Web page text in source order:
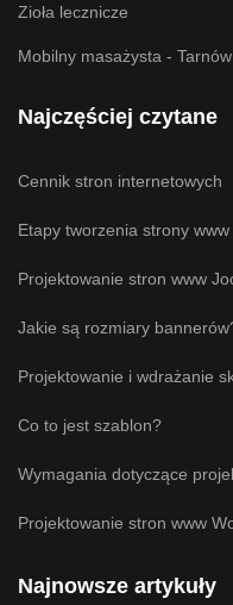
Zioła lecznicze
Mobilny masażysta -
Najczęściej czytane
Cennik stron internetowych
Etapy tworzenia strony www
Projektowanie stron www
Jakie są rozmiary
Projektowanie i wdrażanie
Co to jest szablon?
Wymagania dotyczące
Projektowanie stron www
Najnowsze artykuły